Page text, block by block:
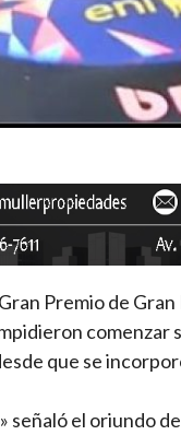
Premio de
comenzar
que se
el oriundo